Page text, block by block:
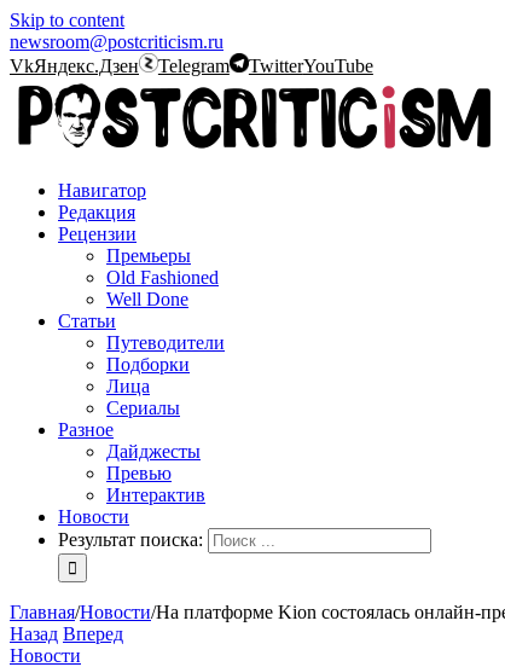
Skip to content
newsroom@postcriticism.ru
VkЯндекс.Дзен Telegram TwitterYouTube
Навигатор
Редакция
Рецензии
Премьеры
Old Fashioned
Well Done
Статьи
Путеводители
Подборки
Лица
Сериалы
Разное
Дайджесты
Превью
Интерактив
Новости
Результат поиска:
Главная/Новости/На платформе Kion состоялась онлайн-
Назад Вперед
Новости